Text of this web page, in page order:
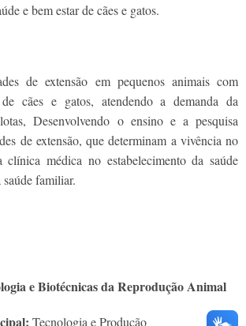
e bem estar de cães e gatos.
de extensão em pequenos animais com
cães e gatos, atendendo a demanda da
Desenvolvendo o ensino e a pesquisa
de extensão, que determinam a vivência no
clínica médica no estabelecimento da saúde
familiar.
e Biotécnicas da Reprodução Animal
Tecnologia e Produção